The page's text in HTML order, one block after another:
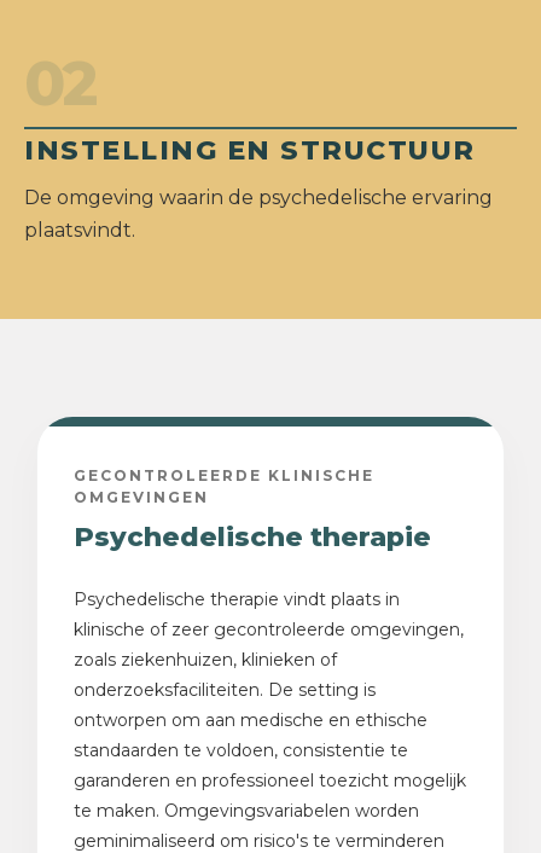
02
INSTELLING EN STRUCTUUR
De omgeving waarin de psychedelische ervaring
plaatsvindt.
GECONTROLEERDE KLINISCHE
OMGEVINGEN
Psychedelische therapie
Psychedelische therapie vindt plaats in
klinische of zeer gecontroleerde omgevingen,
zoals ziekenhuizen, klinieken of
onderzoeksfaciliteiten. De setting is
ontworpen om aan medische en ethische
standaarden te voldoen, consistentie te
garanderen en professioneel toezicht mogelijk
te maken. Omgevingsvariabelen worden
geminimaliseerd om risico's te verminderen